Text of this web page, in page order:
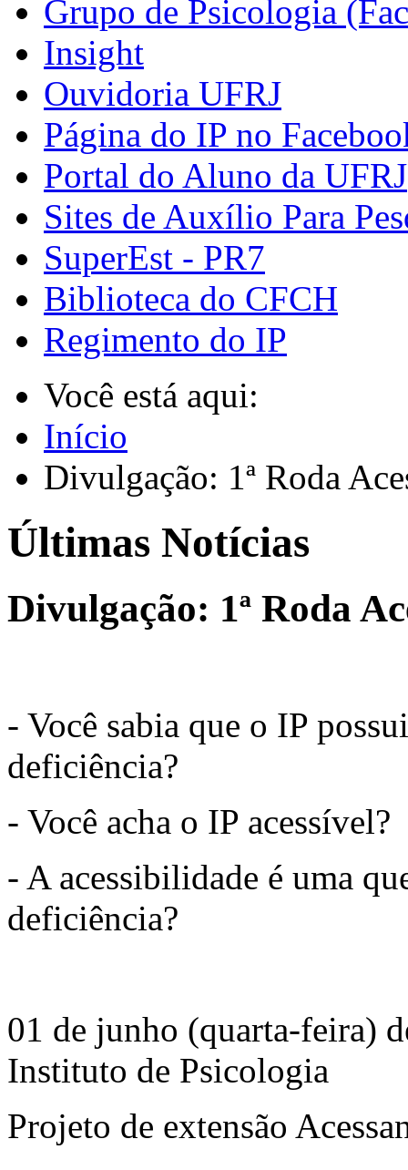
Grupo de Psicologia
Insight
Ouvidoria UFRJ
Página do IP no
Portal do Aluno da UFRJ
Sites de Auxílio Para
SuperEst - PR7
Biblioteca do CFCH
Regimento do IP
Você está aqui:
Início
Divulgação: 1ª Roda
Últimas Notícias
Divulgação: 1ª Roda
- Você sabia que o IP
deficiência?
- Você acha o IP acessível?
- A acessibilidade é uma
deficiência?
01 de junho (quarta-feira)
Instituto de Psicologia
Projeto de extensão